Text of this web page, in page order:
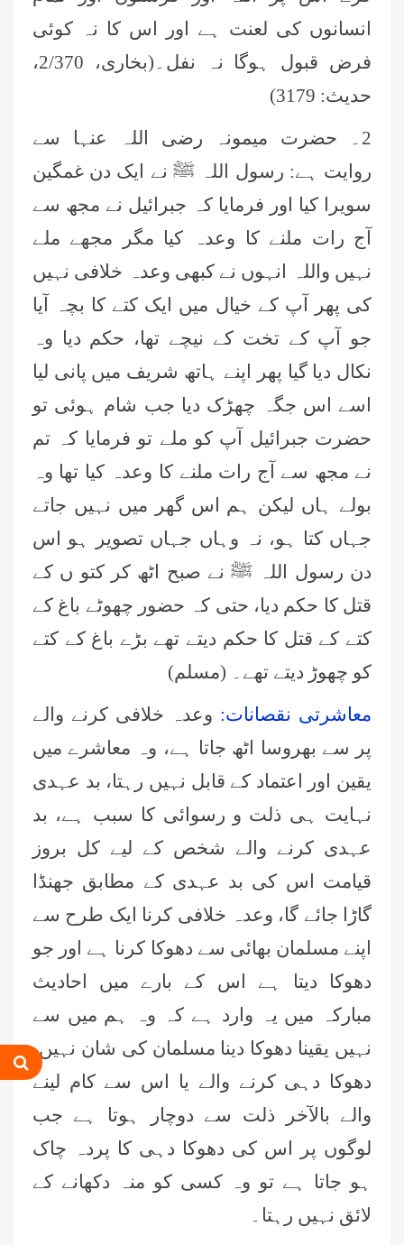
انسانوں کی لعنت ہے اور اس کا نہ کوئی
فرض قبول ہوگا نہ نفل۔(بخاری، 2/370،
حدیث: 3179)
2۔ حضرت میمونہ رضی اللہ عنہا سے
روایت ہے: رسول اللہ ﷺ نے ایک دن غمگین
سویرا کیا اور فرمایا کہ جبرائیل نے مجھ سے
آج رات ملنے کا وعدہ کیا مگر مجھے ملے
نہیں واللہ انہوں نے کبھی وعدہ خلافی نہیں
کی پھر آپ کے خیال میں ایک کتے کا بچہ آیا
جو آپ کے تخت کے نیچے تھا، حکم دیا وہ
نکال دیا گیا پھر اپنے ہاتھ شریف میں پانی لیا
اسے اس جگہ چھڑک دیا جب شام ہوئی تو
حضرت جبرائیل آپ کو ملے تو فرمایا کہ تم
نے مجھ سے آج رات ملنے کا وعدہ کیا تھا وہ
بولے ہاں لیکن ہم اس گھر میں نہیں جاتے
جہاں کتا ہو، نہ وہاں جہاں تصویر ہو اس
دن رسول اللہ ﷺ نے صبح اٹھ کر کتو ں کے
قتل کا حکم دیا، حتی کہ حضور چھوٹے باغ کے
کتے کے قتل کا حکم دیتے تھے بڑے باغ کے کتے
کو چھوڑ دیتے تھے۔ (مسلم)
معاشرتی نقصانات: وعدہ خلافی کرنے والے
پر سے بھروسا اٹھ جاتا ہے، وہ معاشرے میں
یقین اور اعتماد کے قابل نہیں رہتا، بد عہدی
نہایت ہی ذلت و رسوائی کا سبب ہے، بد
عہدی کرنے والے شخص کے لیے کل بروز
قیامت اس کی بد عہدی کے مطابق جھنڈا
گاڑا جائے گا، وعدہ خلافی کرنا ایک طرح سے
اپنے مسلمان بھائی سے دھوکا کرنا ہے اور جو
دھوکا دیتا ہے اس کے بارے میں احادیث
مبارکہ میں یہ وارد ہے کہ وہ ہم میں سے
نہیں یقینا دھوکا دینا مسلمان کی شان نہیں،
دھوکا دہی کرنے والے یا اس سے کام لینے
والے بالآخر ذلت سے دوچار ہوتا ہے جب
لوگوں پر اس کی دھوکا دہی کا پردہ چاک
ہو جاتا ہے تو وہ کسی کو منہ دکھانے کے
لائق نہیں رہتا۔
عمر اختر (درجہ خامسہ مرکزی جامعۃ
المدینہ فیضان مدینہ ،کراچی،پاکستان)
فیضان مدینہ،کراچی ،پاکستان)
محمد سعد عمران (درجہ عالیہ مرکزی
جامعۃ المدینہ فیضانِ مدینہ ،کراچی
،پاکستان)